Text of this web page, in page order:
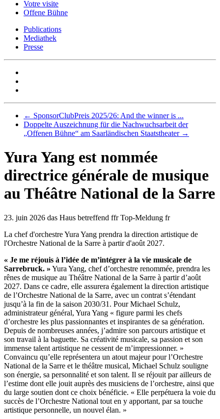
Votre visite
Offene Bühne
Publications
Mediathek
Presse
← SponsorClubPreis 2025/26: And the winner is ...
Doppelte Auszeichnung für die Nachwuchsarbeit der
„Offenen Bühne“ am Saarländischen Staatstheater →
Yura Yang est nommée
directrice générale de musique
au Théâtre National de la Sarre
23. juin 2026 das Haus betreffend ffr Top-Meldung fr
La chef d'orchestre Yura Yang prendra la direction artistique de
l'Orchestre National de la Sarre à partir d'août 2027.
« Je me réjouis à l’idée de m’intégrer à la vie musicale de
Sarrebruck. » Yura Yang, chef d’orchestre renommée, prendra les
rênes de musique au Théâtre National de la Sarre à partir d’août
2027. Dans ce cadre, elle assurera également la direction artistique
de l’Orchestre National de la Sarre, avec un contrat s’étendant
jusqu’à la fin de la saison 2030/31. Pour Michael Schulz,
administrateur général, Yura Yang « figure parmi les chefs
d’orchestre les plus passionnantes et inspirantes de sa génération.
Depuis de nombreuses années, j’admire son parcours artistique et
son travail à la baguette. Sa créativité musicale, sa passion et son
immense talent artistique ne cessent de m’impressionner. »
Convaincu qu’elle représentera un atout majeur pour l’Orchestre
National de la Sarre et le théâtre musical, Michael Schulz souligne
son énergie, sa personnalité et son talent. Il se réjouit par ailleurs de
l’estime dont elle jouit auprès des musiciens de l’orchestre, ainsi que
du large soutien dont ce choix bénéficie. « Elle perpétuera la voie du
succès de l’Orchestre National tout en y apportant, par sa touche
artistique personnelle, un nouvel élan. »